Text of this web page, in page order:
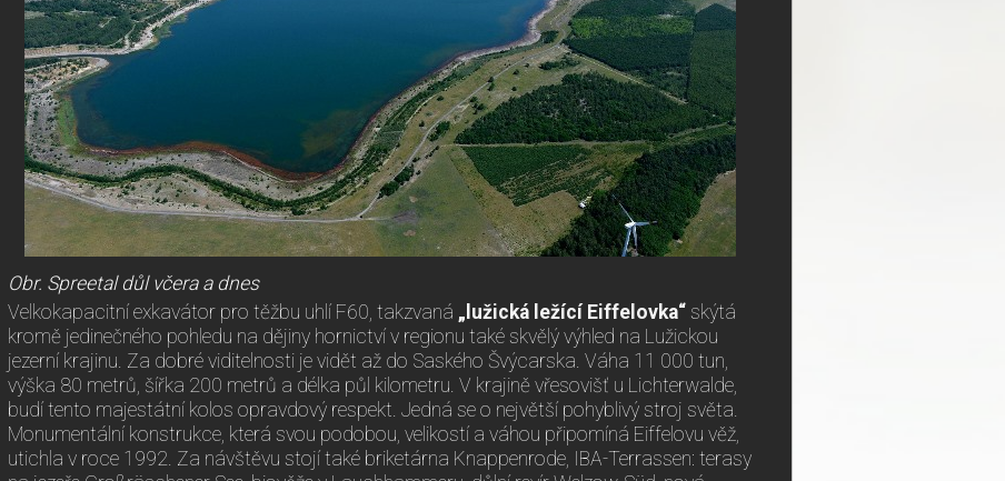
Obr. Spreetal důl včera a dnes
Velkokapacitní exkavátor pro těžbu uhlí F60, takzvaná „lužická ležící Eiffelovka“ skýtá
kromě jedinečného pohledu na dějiny hornictví v regionu také skvělý výhled na Lužickou
jezerní krajinu. Za dobré viditelnosti je vidět až do Saského Švýcarska. Váha 11 000 tun,
výška 80 metrů, šířka 200 metrů a délka půl kilometru. V krajině vřesovišť u Lichterwalde,
budí tento majestátní kolos opravdový respekt. Jedná se o největší pohyblivý stroj světa.
Monumentální konstrukce, která svou podobou, velikostí a váhou připomíná Eiffelovu věž,
utichla v roce 1992. Za návštěvu stojí také briketárna Knappenrode, IBA-Terrassen: terasy